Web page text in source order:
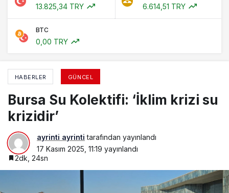
13.825,34 TRY 6.614,51 TRY
BTC
0,00 TRY
HABERLER GÜNCEL
Bursa Su Kolektifi: ‘İklim krizi su
krizidir’
ayrinti ayrinti tarafından yayınlandı
17 Kasım 2025, 11:19 yayınlandı
2dk, 24sn